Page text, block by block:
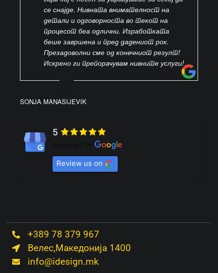
се снајде. Нивната внимателност на
детали и одговорноста во текот на
процесот беа одлични. Изработката
беше завршена и пред дадениот рок.
Презадоволни сме од конечниот резулт!
Искрено ги препорачувам нивните услуги!
SONJA MANASIJEVIK
5
Review us on
+389 78 379 967
Велес,Македонија 1400
info@idesign.mk